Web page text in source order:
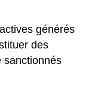
générés
des
sanctionnés